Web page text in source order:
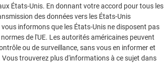
États-Unis. En donnant votre accord pour tous les
des données vers les États-Unis
informons que les États-Unis ne disposent pas
de l'UE. Les autorités américaines peuvent
ou de surveillance, sans vous en informer et
trouverez plus d'informations à ce sujet dans